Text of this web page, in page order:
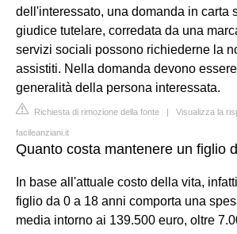
dell'interessato, una domanda in carta
giudice tutelare, corredata da una
servizi sociali possono richiederne la
assistiti. Nella domanda devono
generalità della persona interessata.
Richiesta di rimozione della fonte | Visualizza la
facileanziani.it
Quanto costa mantenere un figlio
In base all'attuale costo della vita,
figlio da 0 a 18 anni comporta una
media intorno ai 139.500 euro, oltre